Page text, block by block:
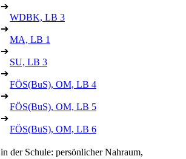
➔
WDBK, LB 3
➔
MA, LB 1
➔
SU, LB 3
➔
FÖS(BuS), OM, LB 4
➔
FÖS(BuS), OM, LB 5
➔
FÖS(BuS), OM, LB 6
in der Schule: persönlicher Nahraum,